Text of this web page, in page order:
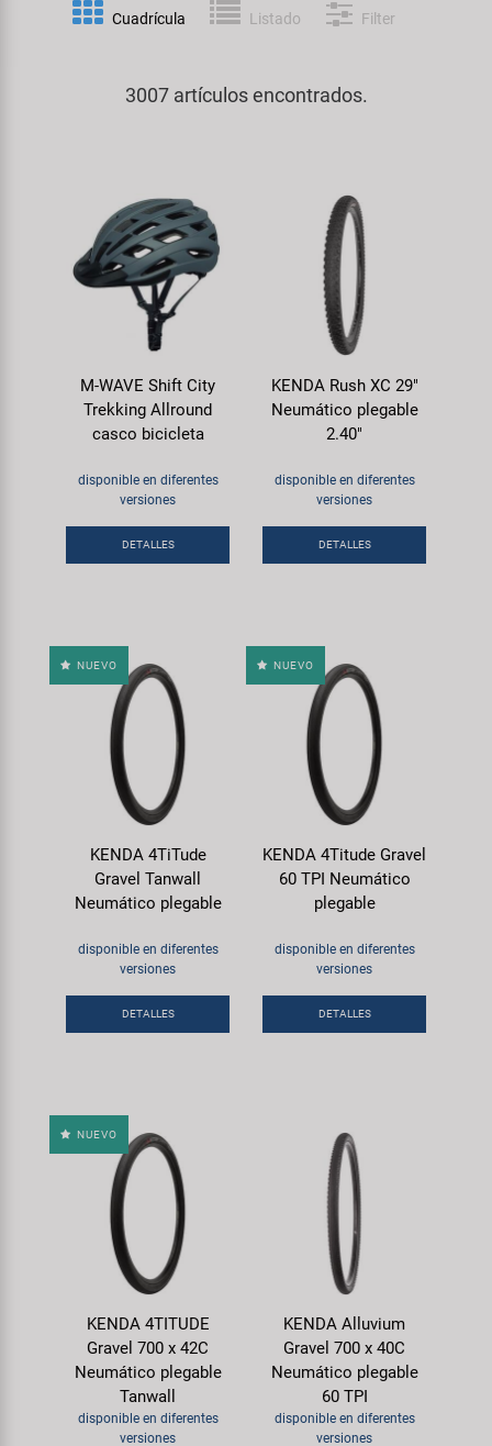
PartFinder
Espejos
Portaequipajes
Remolques
Rodillos de Entrenamiento
Ropa y Cascos
Transporte y Aparcamiento
Frenos
Neumáticos de Bicicleta
Tijas de Sillín
Productos Cuidado / Reparación
equipamiento-tienda
Novatec
Trail-Gator
Todas las marcas
Cuadrícula Listado Filter
3007 artículos encontrados.
M-WAVE Shift City
Trekking Allround
casco bicicleta
disponible en diferentes
versiones
DETALLES
KENDA Rush XC 29"
Neumático plegable
2.40"
disponible en diferentes
versiones
DETALLES
NUEVO
KENDA 4TiTude
Gravel Tanwall
Neumático plegable
disponible en diferentes
versiones
DETALLES
NUEVO
KENDA 4Titude Gravel
60 TPI Neumático
plegable
disponible en diferentes
versiones
DETALLES
NUEVO
KENDA 4TITUDE
Gravel 700 x 42C
Neumático plegable
Tanwall
disponible en diferentes
versiones
KENDA Alluvium
Gravel 700 x 40C
Neumático plegable
60 TPI
disponible en diferentes
versiones